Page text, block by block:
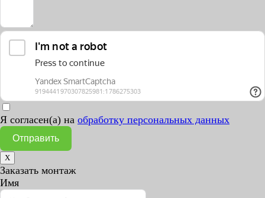
Я согласен(а) на обработку персональных данных
Отправить
X
Заказать монтаж
Имя